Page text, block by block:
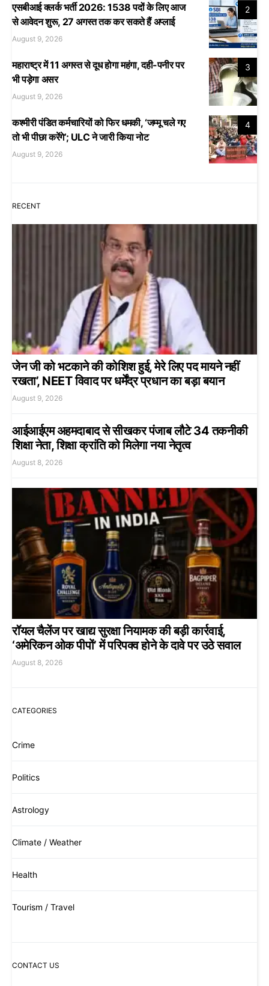
2
एसबीआई क्लर्क भर्ती 2026: 1538 पदों के लिए आज
से आवेदन शुरू, 27 अगस्त तक कर सकते हैं अप्लाई
August 9, 2026
3
महाराष्ट्र में 11 अगस्त से दूध होगा महंगा, दही-पनीर पर
भी पड़ेगा असर
August 9, 2026
4
कश्मीरी पंडित कर्मचारियों को फिर धमकी, ‘जम्मू चले गए
तो भी पीछा करेंगे’; ULC ने जारी किया नोट
August 9, 2026
RECENT
जेन जी को भटकाने की कोशिश हुई, मेरे लिए पद मायने नहीं
रखता’, NEET विवाद पर धर्मेंद्र प्रधान का बड़ा बयान
August 9, 2026
आईआईएम अहमदाबाद से सीखकर पंजाब लौटे 34 तकनीकी
शिक्षा नेता, शिक्षा क्रांति को मिलेगा नया नेतृत्व
August 8, 2026
रॉयल चैलेंज पर खाद्य सुरक्षा नियामक की बड़ी कार्रवाई,
‘अमेरिकन ओक पीपों’ में परिपक्व होने के दावे पर उठे सवाल
August 8, 2026
CATEGORIES
Crime
Politics
Astrology
Climate / Weather
Health
Tourism / Travel
CONTACT US